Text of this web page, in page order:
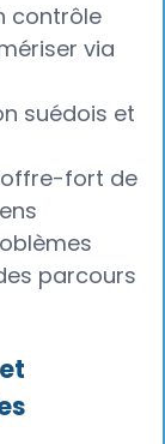
contrôle
via
suédois et
fort de
parcours